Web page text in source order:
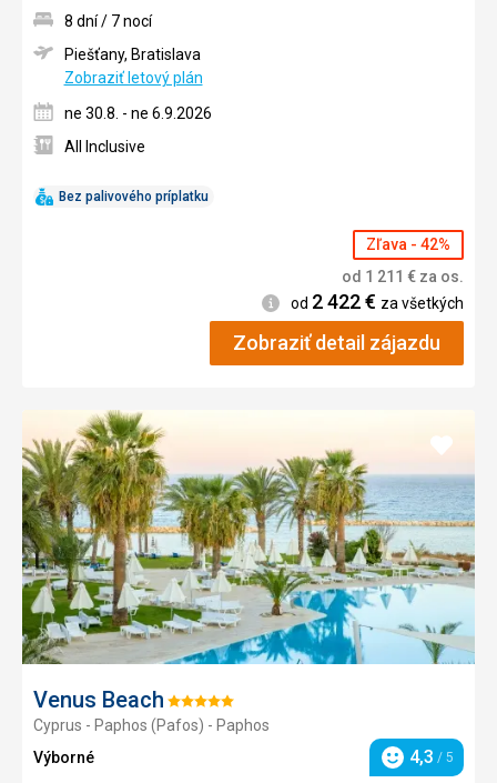
Bez palivového príplatku
8 dní / 7 nocí
Piešťany, Bratislava
Zobraziť letový plán
ne 30.8. - ne 6.9.2026
All Inclusive
Zľava - 42%
od 1 211 € za os.
Informácie
od 2 422€ za všetkých
Zobraziť detail zájazdu
Venus Beach Hodnotenie:
5/5
Cyprus - Paphos (Pafos) - Paphos
Výborné
Hodnotenie
4,3 / 5
Pridať